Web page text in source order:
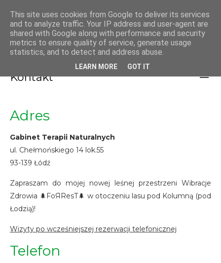
GABINET TERAPII
NATURALNYCH PAWEŁ
KLONOWSKI
Kontakt
Adres
Gabinet Terapii Naturalnych
ul. Chełmońskiego 14 lok.55
93-139 Łódź
Zapraszam do mojej nowej leśnej przestrzeni Wibracje
Zdrowia 🌲FoЯResT🌲 w otoczeniu lasu pod Kolumną (pod
Łodzią)!
Wizyty po wcześniejszej rezerwacji telefonicznej
Telefon
This site uses cookies from Google to deliver its services
and to analyze traffic. Your IP address and user-agent are
shared with Google along with performance and security
metrics to ensure quality of service, generate usage
statistics, and to detect and address abuse.
LEARN MORE GOT IT